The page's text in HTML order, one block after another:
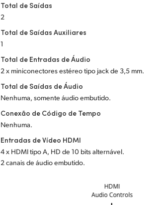
Total de Saídas
2
Total de Saídas Auxiliares
1
Total de Entradas de Áudio
2 x miniconectores estéreo tipo jack de 3,5 mm.
Total de Saídas de Áudio
Nenhuma, somente áudio embutido.
Conexão de Código de Tempo
Nenhuma.
Entradas de Vídeo HDMI
4 x HDMI tipo A, HD de 10 bits alternável.
2 canais de áudio embutido.